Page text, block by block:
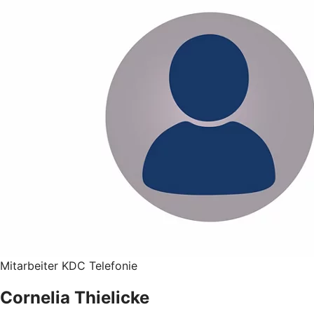
Mitarbeiter KDC Telefonie
Cornelia Thielicke